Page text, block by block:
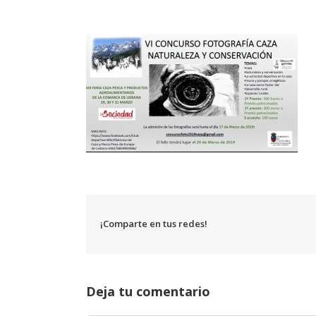
¡Comparte en tus redes!
Deja tu comentario